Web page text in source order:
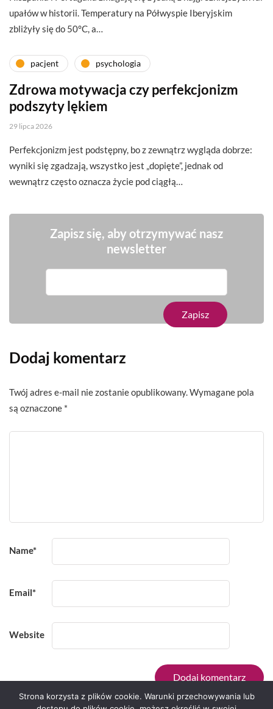
upałów w historii. Temperatury na Półwyspie Iberyjskim
zbliżyły się do 50°C, a…
pacjent psychologia
Zdrowa motywacja czy perfekcjonizm
podszyty lękiem
29 lipca 2026
Perfekcjonizm jest podstępny, bo z zewnątrz wygląda dobrze:
wyniki się zgadzają, wszystko jest „dopięte”, jednak od
wewnątrz często oznacza życie pod ciągłą…
Zapisz się, aby otrzymywać nasz
newsletter
Dodaj komentarz
Twój adres e-mail nie zostanie opublikowany.Wymagane pola
są oznaczone *
Name*
Email*
Website
Strona korzysta z plików cookie. Warunki przechowywania lub